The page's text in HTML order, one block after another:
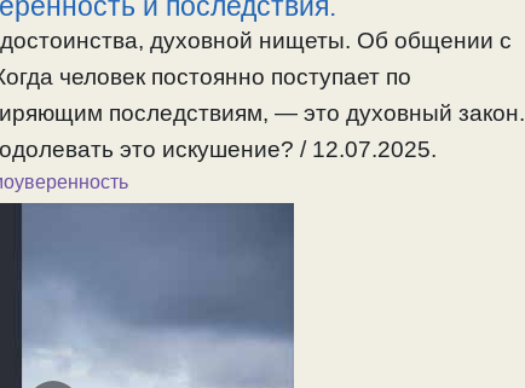
духовной нищеты. Об общении с
человек постоянно поступает по
последствиям, — это духовный закон.
это искушение? / 12.07.2025.